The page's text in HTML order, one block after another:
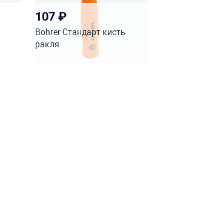
107₽
Bohrer Стандарт кисть
ракля